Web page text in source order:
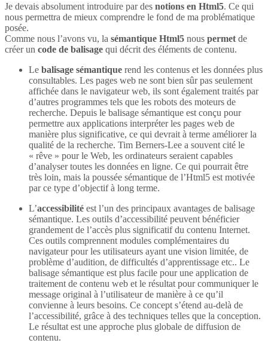
Je devais absolument introduire par des notions en Html5. Ce qui
nous permettra de mieux comprendre le fond de ma problématique
posée.
Comme nous l’avons vu, la sémantique Html5 nous permet de
créer un code de balisage qui décrit des éléments de contenu.
Le balisage sémantique rend les contenus et les données plus
consultables. Les pages web ne sont bien sûr pas seulement
affichée dans le navigateur web, ils sont également traités par
d’autres programmes tels que les robots des moteurs de
recherche. Depuis le balisage sémantique est conçu pour
permettre aux applications interpréter les pages web de
manière plus significative, ce qui devrait à terme améliorer la
qualité de la recherche. Tim Berners-Lee a souvent cité le
« rêve » pour le Web, les ordinateurs seraient capables
d’analyser toutes les données en ligne. Ce qui pourrait être
très loin, mais la poussée sémantique de l’Html5 est motivée
par ce type d’objectif à long terme.
L’accessibilité est l’un des principaux avantages de balisage
sémantique. Les outils d’accessibilité peuvent bénéficier
grandement de l’accès plus significatif du contenu Internet.
Ces outils comprennent modules complémentaires du
navigateur pour les utilisateurs ayant une vision limitée, de
problème d’audition, de difficultés d’apprentissage etc.. Le
balisage sémantique est plus facile pour une application de
traitement de contenu web et le résultat pour communiquer le
message original à l’utilisateur de manière à ce qu’il
convienne à leurs besoins. Ce concept s’étend au-delà de
l’accessibilité, grâce à des techniques telles que la conception.
Le résultat est une approche plus globale de diffusion de
contenu.